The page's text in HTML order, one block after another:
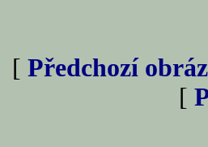
[ Předchozí
[